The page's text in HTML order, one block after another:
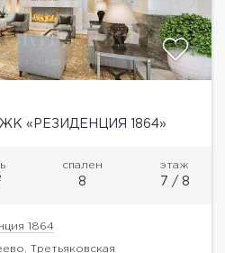
«РЕЗИДЕНЦИЯ 1864»
спален
8
этаж
7 / 8
1864
Третьяковская